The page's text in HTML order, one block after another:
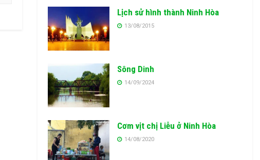
Lịch sử hình thành Ninh Hòa
13/08/2015
Sông Dinh
14/09/2024
Cơm vịt chị Liễu ở Ninh Hòa
14/08/2020